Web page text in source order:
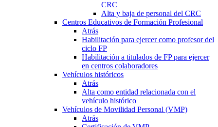
CRC
Alta y baja de personal del CRC
Centros Educativos de Formación Profesional
Atrás
Habilitación para ejercer como profesor del
ciclo FP
Habilitación a titulados de FP para ejercer
en centros colaboradores
Vehículos históricos
Atrás
Alta como entidad relacionada con el
vehículo histórico
Vehículos de Movilidad Personal (VMP)
Atrás